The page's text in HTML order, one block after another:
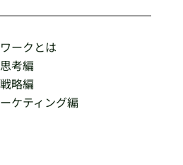
ークとは
考編
略編
ケティング編